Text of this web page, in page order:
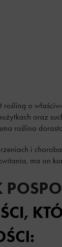
rośliną o
oraz
roślina
i
ma on